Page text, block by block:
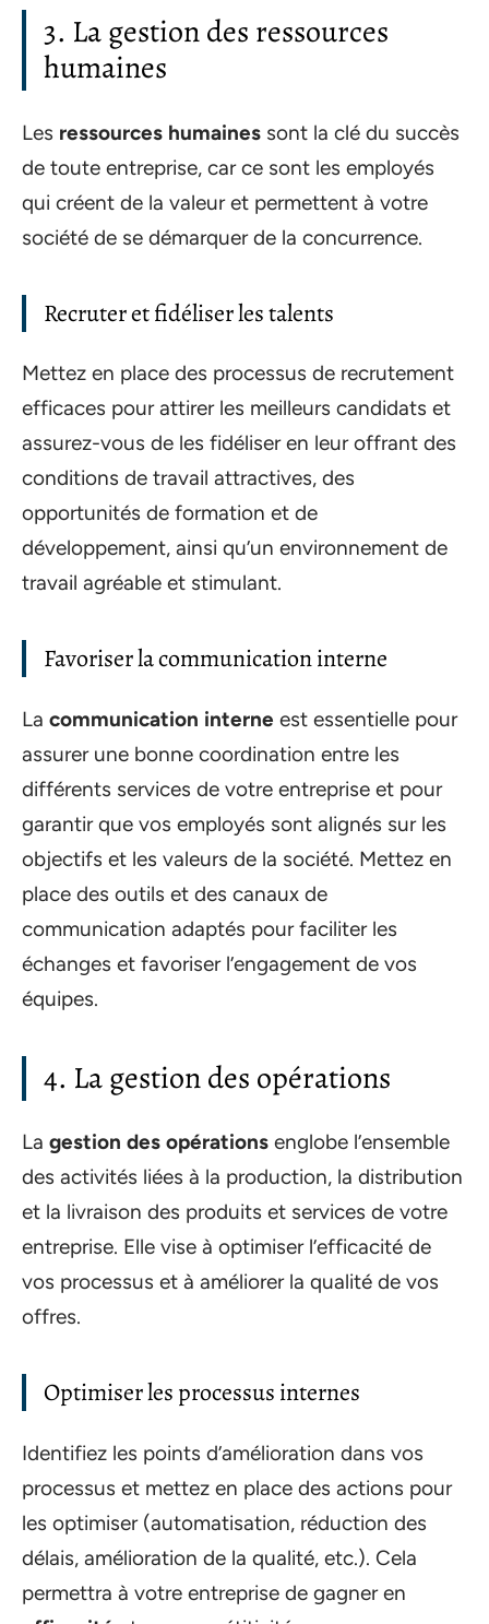
3. La gestion des ressources
humaines
Les ressources humaines sont la clé du succès
de toute entreprise, car ce sont les employés
qui créent de la valeur et permettent à votre
société de se démarquer de la concurrence.
Recruter et fidéliser les talents
Mettez en place des processus de recrutement
efficaces pour attirer les meilleurs candidats et
assurez-vous de les fidéliser en leur offrant des
conditions de travail attractives, des
opportunités de formation et de
développement, ainsi qu’un environnement de
travail agréable et stimulant.
Favoriser la communication interne
La communication interne est essentielle pour
assurer une bonne coordination entre les
différents services de votre entreprise et pour
garantir que vos employés sont alignés sur les
objectifs et les valeurs de la société. Mettez en
place des outils et des canaux de
communication adaptés pour faciliter les
échanges et favoriser l’engagement de vos
équipes.
4. La gestion des opérations
La gestion des opérations englobe l’ensemble
des activités liées à la production, la distribution
et la livraison des produits et services de votre
entreprise. Elle vise à optimiser l’efficacité de
vos processus et à améliorer la qualité de vos
offres.
Optimiser les processus internes
Identifiez les points d’amélioration dans vos
processus et mettez en place des actions pour
les optimiser (automatisation, réduction des
délais, amélioration de la qualité, etc.). Cela
permettra à votre entreprise de gagner en